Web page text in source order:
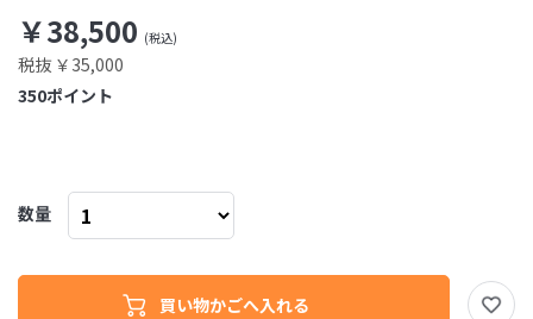
￥38,500
税抜 ￥35,000
ポイント
350
数量